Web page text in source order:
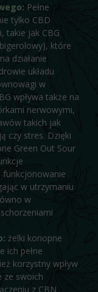
Pełne
tylko CBD
takie jak CBG
które
działanie
układu
w
wpływa także na
nerwowymi,
takich jak
czy stres. Dzięki
Green Out Sour
funkcjonowanie
w utrzymaniu
w
żelki konopne
ich pełne
korzystny wpływ
ze swoich
z CBN